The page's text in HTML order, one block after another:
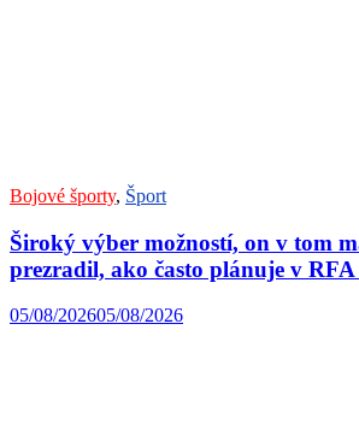
Bojové športy, Šport
Široký výber možností, on v tom
prezradil, ako často plánuje v
05/08/202605/08/2026